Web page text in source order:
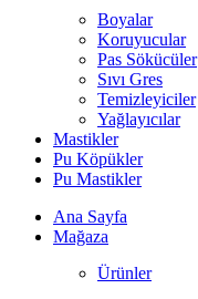
Boyalar
Koruyucular
Pas Sökücüler
Sıvı Gres
Temizleyiciler
Yağlayıcılar
Mastikler
Pu Köpükler
Pu Mastikler
Ana Sayfa
Mağaza
Ürünler